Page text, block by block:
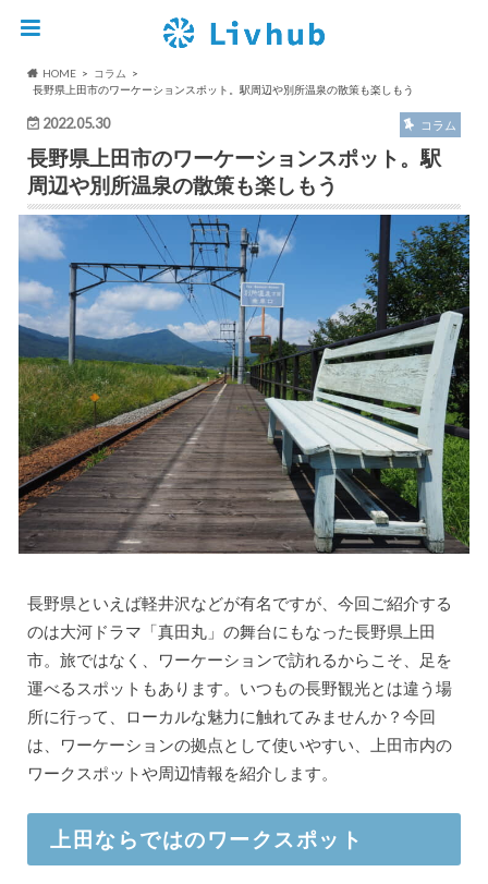
HOME
コラム
長野県上田市のワーケーションスポット。駅周辺や別所温泉の散策も楽しもう
2022.05.30 コラム
長野県上田市のワーケーションスポット。駅
周辺や別所温泉の散策も楽しもう
長野県といえば軽井沢などが有名ですが、今回ご紹介する
のは大河ドラマ「真田丸」の舞台にもなった長野県上田
市。旅ではなく、ワーケーションで訪れるからこそ、足を
運べるスポットもあります。いつもの長野観光とは違う場
所に行って、ローカルな魅力に触れてみませんか？今回
は、ワーケーションの拠点として使いやすい、上田市内の
ワークスポットや周辺情報を紹介します。
上田ならではのワークスポット